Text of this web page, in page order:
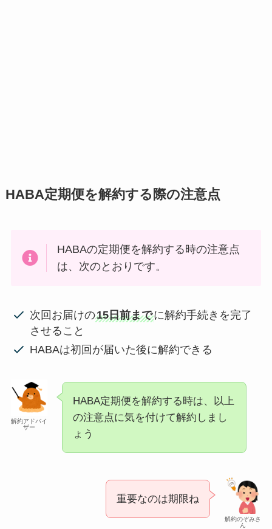
HABA定期便を解約する際の注意点
HABAの定期便を解約する時の注意点
は、次のとおりです。
次回お届けの15日前までに解約手続きを完了
させること
HABAは初回が届いた後に解約できる
解約アドバイ
ザー
HABA定期便を解約する時は、以上
の注意点に気を付けて解約しまし
ょう
解約のぞみさ
ん
重要なのは期限ね